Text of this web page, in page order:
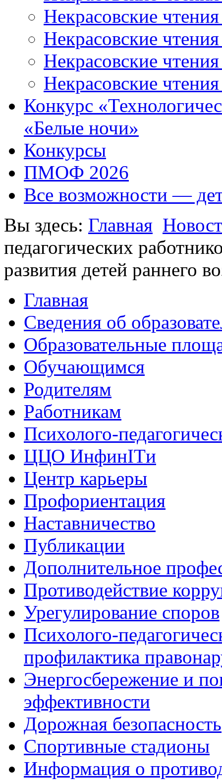
Некрасовские
Некрасовские
Некрасовские
Некрасовские
Конкурс
«Белые ночи»
Конкурсы
ПМОФ 2026
Все возможности —
Вы здесь: Главная
педагогических
развития детей раннего
Главная
Сведения об
Образовательные
Обучающимся
Родителям
Работникам
Психолого-
ЦЦО ИнфинITи
Центр карьеры
Профориентация
Наставничество
Публикации
Дополнительное
Противодействие
Урегулирование споров
Психолого-
профилактика
Энергосбережение и
эффективности
Дорожная безопасность
Спортивные стадионы
Информация о